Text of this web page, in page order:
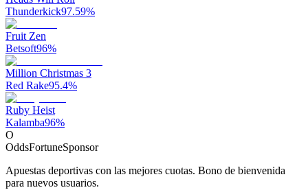
Thunderkick97.59%
Fruit Zen
Betsoft96%
Million Christmas 3
Red Rake95.4%
Ruby Heist
Kalamba96%
O
OddsFortuneSponsor
Apuestas deportivas con las mejores cuotas. Bono de bienvenida
para nuevos usuarios.